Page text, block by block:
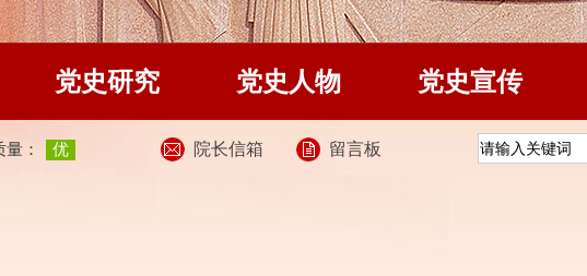
党史研究 党史人物 党史宣传
院长信箱 留言板